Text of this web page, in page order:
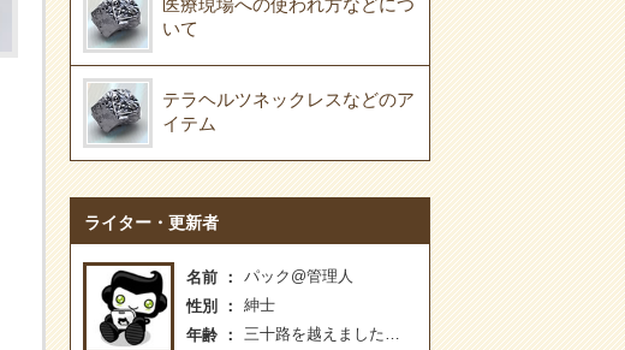
医療現場への使われ方などにつ
いて
テラヘルツネックレスなどのア
イテム
ライター・更新者
名前
パック@管理人
性別
紳士
年齢
三十路を越えました…